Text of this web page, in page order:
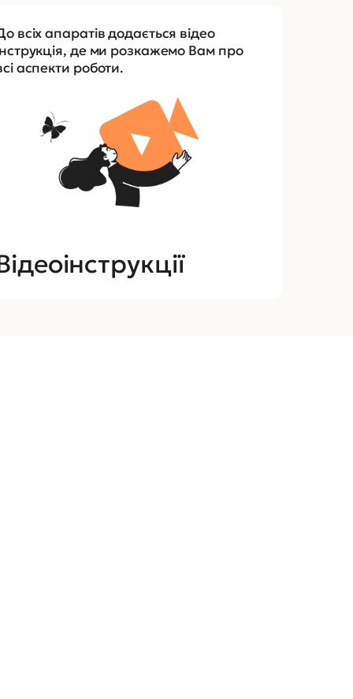
всіх апаратів додається відео
де ми розкажемо Вам про
аспекти роботи.